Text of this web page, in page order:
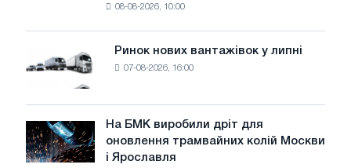
фотоелектричну
цілей
декарбонізації
08-08-2026, 10:00
Ринок
нових
вантажівок
у
липні
Ринок нових вантажівок у липні
07-08-2026, 16:00
На
БМК
виробили
На БМК виробили дріт для
оновлення трамвайних колій Москви
і Ярославля